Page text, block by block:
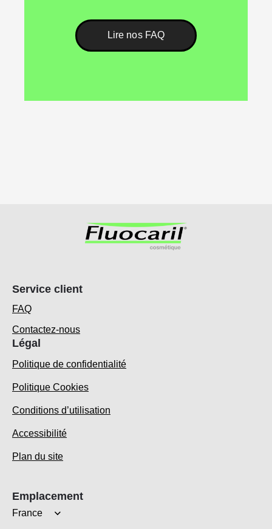
Lire nos FAQ
Service client
FAQ
Contactez-nous
Légal
Politique de confidentialité
Politique Cookies
Conditions d’utilisation
Accessibilité
Plan du site
Emplacement
France